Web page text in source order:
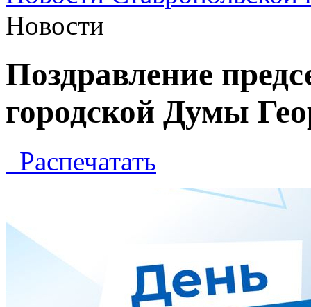
Новости
Поздравление
городской Думы
Распечатать